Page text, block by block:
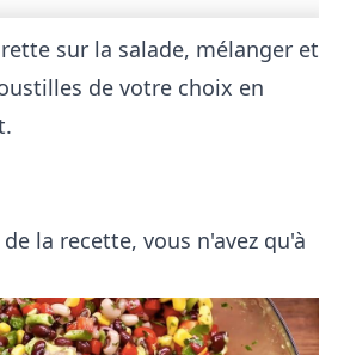
sur la salade, mélanger et
de votre choix en
la recette, vous n'avez qu'à